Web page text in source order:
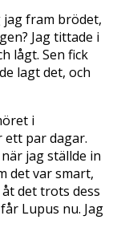
fram brödet,
Jag tittade i
lågt. Sen fick
lagt det, och
i
ett par dagar.
jag ställde in
det var smart,
det trots dess
Lupus nu. Jag